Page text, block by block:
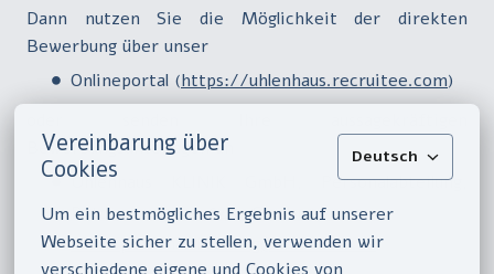
Vereinbarung über
Cookies
Deutsch
Um ein bestmögliches Ergebnis auf unserer
Webseite sicher zu stellen, verwenden wir
Dann nutzen Sie die Möglichkeit der direkten
Bewerbung über unser
Onlineportal (https://uhlenhaus.recruitee.com)
Bewerbungsunterlagen an
Uhlenhaus KLINIK GmbH, Personalabteilung,
Rotdornweg 10, 18439 Stralsund
klinik.personalabteilung@uhlenhaus.de